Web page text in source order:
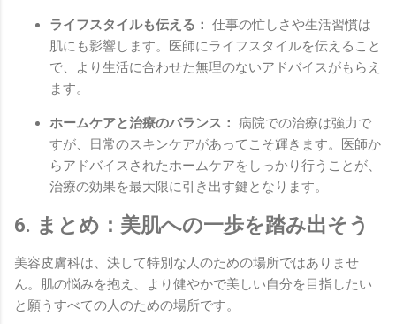
ライフスタイルも伝える： 仕事の忙しさや生活習慣は
肌にも影響します。医師にライフスタイルを伝えること
で、より生活に合わせた無理のないアドバイスがもらえ
ます。
ホームケアと治療のバランス： 病院での治療は強力で
すが、日常のスキンケアがあってこそ輝きます。医師か
らアドバイスされたホームケアをしっかり行うことが、
治療の効果を最大限に引き出す鍵となります。
6. まとめ：美肌への一歩を踏み出そう
美容皮膚科は、決して特別な人のための場所ではありませ
ん。肌の悩みを抱え、より健やかで美しい自分を目指したい
と願うすべての人のための場所です。